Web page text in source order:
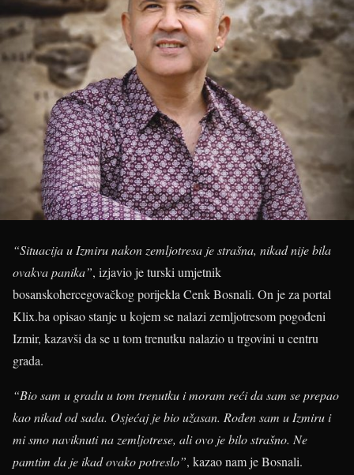
“Situacija u Izmiru nakon zemljotresa je strašna, nikad nije bila
ovakva panika”, izjavio je turski umjetnik
bosanskohercegovačkog porijekla Cenk Bosnali. On je za portal
Klix.ba opisao stanje u kojem se nalazi zemljotresom pogođeni
Izmir, kazavši da se u tom trenutku nalazio u trgovini u centru
grada.
“Bio sam u gradu u tom trenutku i moram reći da sam se prepao
kao nikad od sada. Osjećaj je bio užasan. Rođen sam u Izmiru i
mi smo naviknuti na zemljotrese, ali ovo je bilo strašno. Ne
pamtim da je ikad ovako potreslo”, kazao nam je Bosnali.